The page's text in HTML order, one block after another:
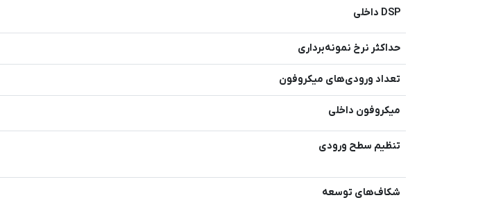
DSP داخلی
حداکثر نرخ نمونه‌برداری
تعداد ورودی‌های میکروفون
میکروفون داخلی
تنظیم سطح ورودی
شکاف‌های توسعه